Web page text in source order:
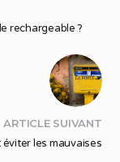
rechargeable ?
ARTICLE SUIVANT
les mauvaises